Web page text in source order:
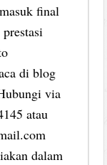
final
di blog
via
atau
dalam